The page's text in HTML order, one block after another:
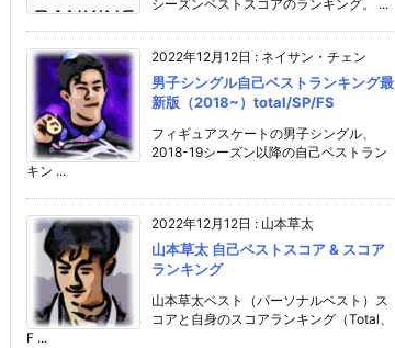
シーズンベストスコアのランキング。 ...
2022年12月12日 : ネイサン・チェン
男子シングル自己ベストランキング最
新版（2018~）total/SP/FS
フィギュアスケートの男子シングル、
2018-19シーズン以降の自己ベストラン
キン ...
2022年12月12日 : 山本草太
山本草太 自己ベストスコア & スコア
ランキング
山本草太ベスト（パーソナルベスト）ス
コアと自身のスコアランキング（Total、
F ...